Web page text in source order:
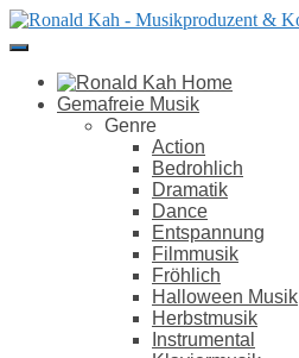
Direkt
zum
Gemafreie Musik
Genre
Action
Bedrohlich
Dramatik
Dance
Entspannung
Filmmusik
Fröhlich
Halloween Musik
Herbstmusik
Instrumental